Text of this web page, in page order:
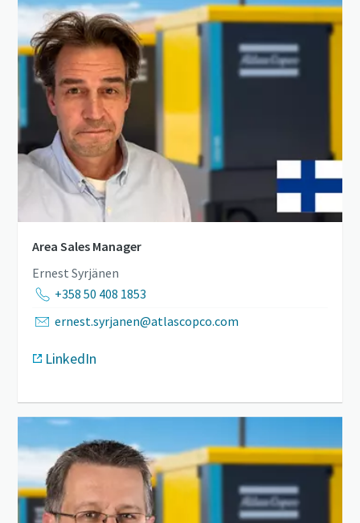
Area Sales Manager
Ernest Syrjänen
+358 50 408 1853
ernest.syrjanen@atlascopco.com
LinkedIn